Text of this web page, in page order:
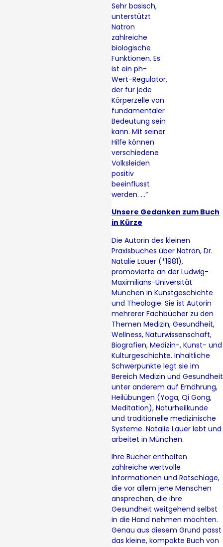
Sehr basisch,
unterstützt
Natron
zahlreiche
biologische
Funktionen. Es
ist ein ph-
Wert-Regulator,
der für jede
Körperzelle von
fundamentaler
Bedeutung sein
kann. Mit seiner
Hilfe können
verschiedene
Volksleiden
positiv
beeinflusst
werden. …“
Unsere Gedanken zum Buch
in Kürze
Die Autorin des kleinen
Praxisbuches über Natron, Dr.
Natalie Lauer (*1981),
promovierte an der Ludwig-
Maximilians-Universität
München in Kunstgeschichte
und Theologie. Sie ist Autorin
mehrerer Fachbücher zu den
Themen Medizin, Gesundheit,
Wellness, Naturwissenschaft,
Biografien, Medizin-, Kunst- und
Kulturgeschichte. Inhaltliche
Schwerpunkte legt sie im
Bereich Medizin und Gesundheit
unter anderem auf Ernährung,
Heilübungen (Yoga, Qi Gong,
Meditation), Naturheilkunde
und traditionelle medizinische
Systeme. Natalie Lauer lebt und
arbeitet in München.
Ihre Bücher enthalten
zahlreiche wertvolle
Informationen und Ratschläge,
die vor allem jene Menschen
ansprechen, die ihre
Gesundheit weitgehend selbst
in die Hand nehmen möchten.
Genau aus diesem Grund passt
das kleine, kompakte Buch von